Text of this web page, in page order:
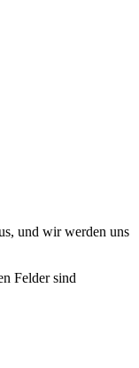
und wir werden uns
Felder sind